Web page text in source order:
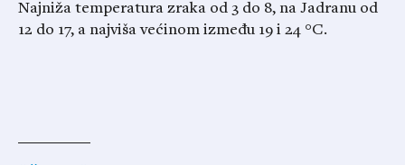
Najniža temperatura zraka od 3 do 8, na Jadranu od
12 do 17, a najviša većinom između 19 i 24 °C.